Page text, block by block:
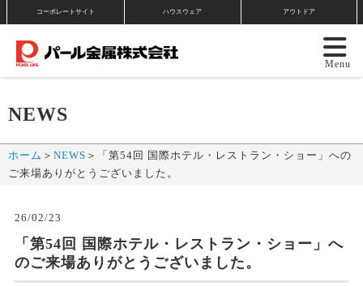
コーポレートサイト ハウスウェア アウトドア
NEWS
ホーム ＞ NEWS ＞
「第54回 国際ホテル・レストラン・ショー」への
ご来場ありがとうございました。
26/02/23
「第54回 国際ホテル・レストラン・ショー」へ
のご来場ありがとうございました。